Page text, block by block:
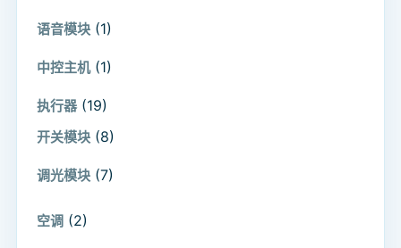
语音模块 (1)
中控主机 (1)
执行器 (19)
开关模块 (8)
调光模块 (7)
空调 (2)